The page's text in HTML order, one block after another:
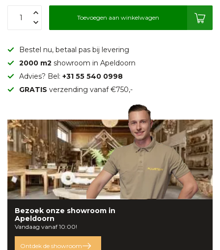
Toevoegen aan winkelwagen
Bestel nu, betaal pas bij levering
2000 m2 showroom in Apeldoorn
Advies? Bel: +31 55 540 0998
GRATIS verzending vanaf €750,-
Bezoek onze showroom in
Apeldoorn
Vandaag vanaf 10:00!
Ontdek de showroom